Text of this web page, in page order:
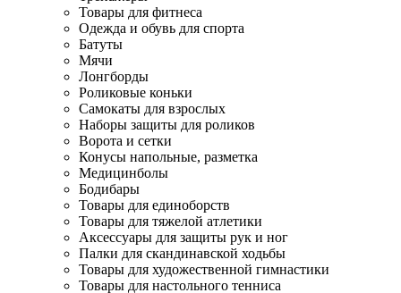
Товары для фитнеса
Одежда и обувь для спорта
Батуты
Мячи
Лонгборды
Роликовые коньки
Самокаты для взрослых
Наборы защиты для роликов
Ворота и сетки
Конусы напольные, разметка
Медицинболы
Бодибары
Товары для единоборств
Товары для тяжелой атлетики
Аксессуары для защиты рук и ног
Палки для скандинавской ходьбы
Товары для художественной гимнастики
Товары для настольного тенниса